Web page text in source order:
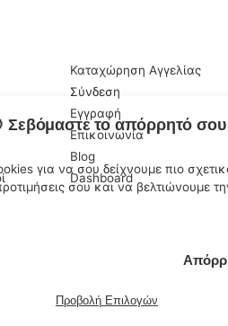
Σεβόμαστε το απόρρητό σου
για να σου δείχνουμε πιο
σου και να βελτιώνουμε
Προβολή Επιλογών
Καταχώρηση Αγγελίας
Σύνδεση
Εγγραφή
Επικοινωνία
Blog
Dashboard